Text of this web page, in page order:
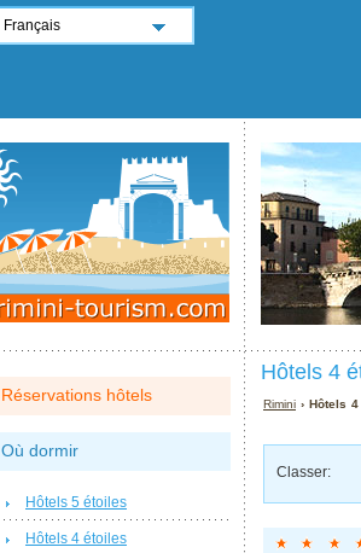
Hôtels 4
Rimini › Hôtels
Classer:
Réservations hôtels
Où dormir
Hôtels 5 étoiles
Hôtels 4 étoiles
Français